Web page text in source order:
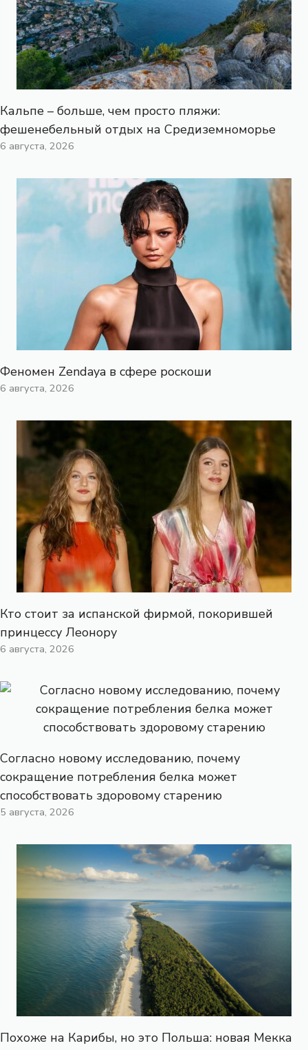
Кальпе – больше, чем просто пляжи:
фешенебельный отдых на Средиземноморье
6 августа, 2026
Феномен Zendaya в сфере роскоши
6 августа, 2026
Кто стоит за испанской фирмой, покорившей
принцессу Леонору
6 августа, 2026
Согласно новому исследованию, почему
сокращение потребления белка может
способствовать здоровому старению
5 августа, 2026
Похоже на Карибы, но это Польша: новая Мекка